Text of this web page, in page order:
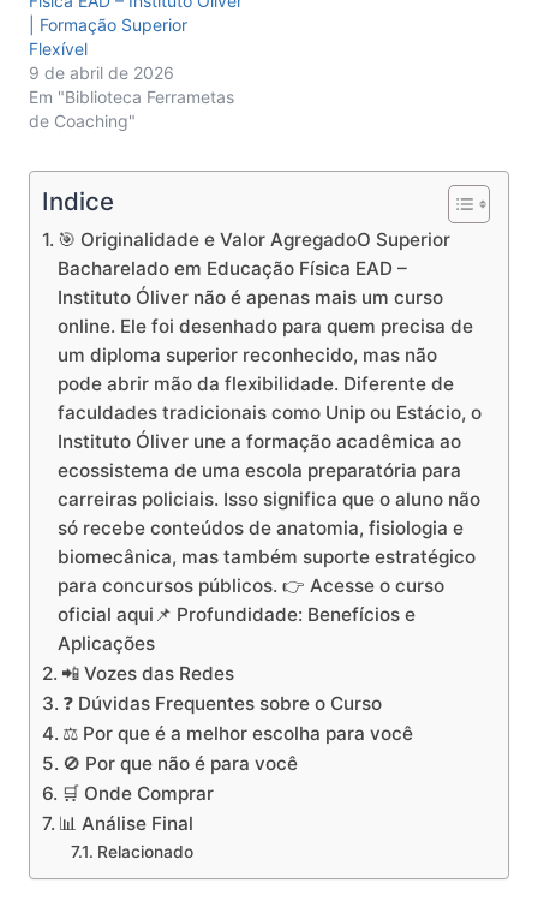
| Formação Superior
Flexível
9 de abril de 2026
Em "Biblioteca Ferrametas
de Coaching"
Indice
🎯 Originalidade e Valor AgregadoO Superior
Bacharelado em Educação Física EAD –
Instituto Óliver não é apenas mais um curso
online. Ele foi desenhado para quem precisa de
um diploma superior reconhecido, mas não
pode abrir mão da flexibilidade. Diferente de
faculdades tradicionais como Unip ou Estácio, o
Instituto Óliver une a formação acadêmica ao
ecossistema de uma escola preparatória para
carreiras policiais. Isso significa que o aluno não
só recebe conteúdos de anatomia, fisiologia e
biomecânica, mas também suporte estratégico
para concursos públicos. 👉 Acesse o curso
oficial aqui📌 Profundidade: Benefícios e
Aplicações
📲 Vozes das Redes
❓ Dúvidas Frequentes sobre o Curso
⚖️ Por que é a melhor escolha para você
🚫 Por que não é para você
🛒 Onde Comprar
📊 Análise Final
Relacionado